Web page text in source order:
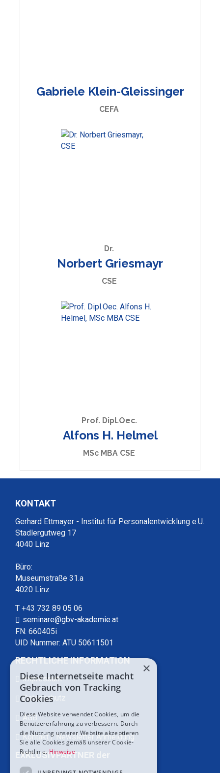
Gabriele Klein-Gleissinger
CEFA
Dr.
Norbert Griesmayr
CSE
Prof. Dipl.Oec.
Alfons H. Helmel
MSc MBA CSE
KONTAKT
Gerhard Ettmayer - Institut für Personalentwicklung e.U.
Stadlergutweg 17
4040 Linz
Büro:
Museumstraße 31.a
4020 Linz
T +43 732 89 05 06
seminare@gbv-akademie.at
FN: 660405i
UID Nummer: ATU 50611501
RECHTLICHE INFORMATION
Impressum
Datenschutz
AGB
Kontakt / Newsletter Anmeldung
EXKLUSIVPARTNER der
×
Diese Internetseite macht
Gebrauch von Tracking
Cookies
Diese Website verwendet Cookies, um die
Benutzererfahrung zu verbessern. Durch
die Nutzung unserer Website akzeptieren
Sie alle Cookies gemäß unserer Cookie-
Richtlinie.Hinweise